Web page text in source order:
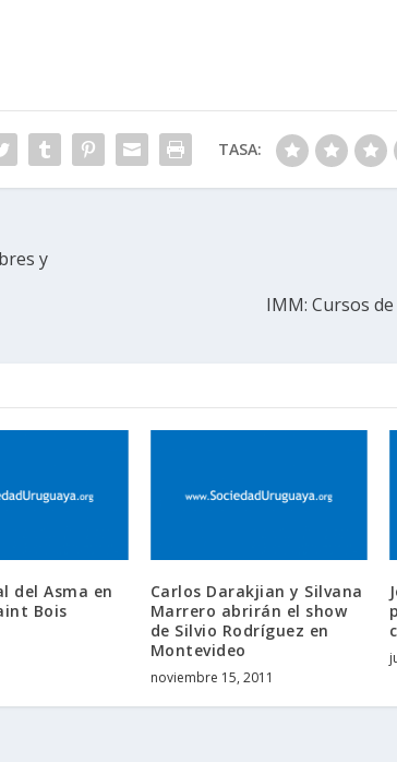
TASA:
y
IMM: Cursos
del Asma en
Bois
Carlos Darakjian y Silvana
Marrero abrirán el show
de Silvio Rodríguez en
Montevideo
noviembre 15, 2011